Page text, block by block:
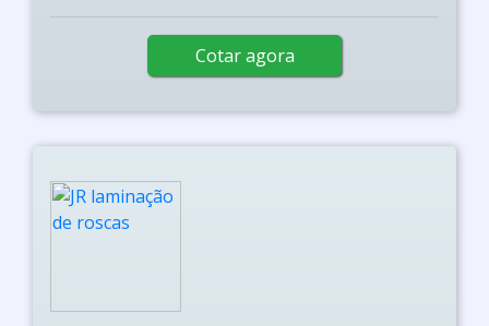
Cotar agora